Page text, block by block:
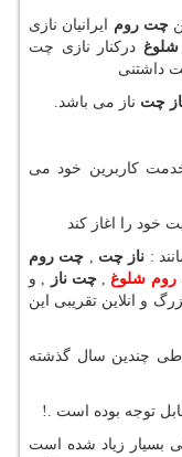
چت روم ایرانیان نازی
شلوغ درکنار نازی چت
داشتنی
چت ناز می باشد.
در خدمت کاربرین خود می
خود را اغاز کند
: ناز چت , چت روم
شلوغ ,چت ناز , و
و انلاین تقریبی این
چندین سال گذشته
توجه بوده است .!
بسیار زیاد شده است